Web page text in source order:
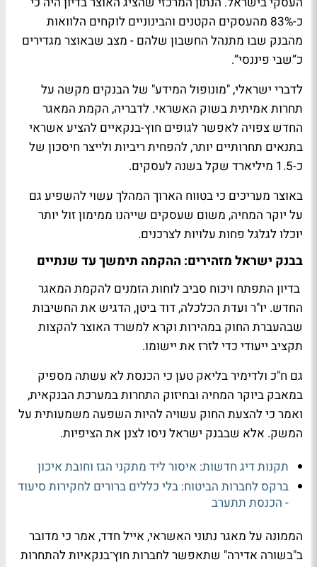
כ-83% מהעסקים הקטנים והבינוניים לוקחים הלוואות
מהבנק שבו מתנהל החשבון שלהם - מצב שבאוצר מגדירים
כ”שבי פיננסי”.
לדברי ישראלי, "מונופול המידע" של הבנקים מקשה על
תחרות אמיתית בשוק האשראי. לדבריה, הקמת המאגר
החדש צפויה לאפשר לגופים חוץ-בנקאיים להציע אשראי
בתנאים תחרותיים יותר, להפחית ריביות ולייצר חיסכון של
כ-1.5 מיליארד שקל בשנה לעסקים.
באוצר מעריכים כי בטווח הארוך המהלך עשוי להשפיע גם
על יוקר המחיה, משום שעסקים שייהנו ממימון זול יותר
יוכלו לגלגל פחות עלויות לצרכנים.
בבנק ישראל מזהירים: ההקמה תימשך עד שנתיים
בדיון התפתח ויכוח סביב לוחות הזמנים להקמת המאגר
החדש. יו"ר ועדת הכלכלה, דוד ביטן, הדגיש את החשיבות
שבהעברת החוק במהירות וקרא למשרד האוצר להקצות
תקציב ייעודי כדי לזרז את יישומו.
גם ח"כ ולדימיר בליאק טען כי הכנסת לא עשתה מספיק
במאבק ביוקר המחיה ובחיזוק התחרות במערכת הבנקאית,
ואמר כי להצעת החוק עשויה להיות השפעה משמעותית על
המשק. אלא שבבנק ישראל ניסו לצנן את הציפיות.
תקנות דיג חדשות: איסור ליד מתקני הגז וחובת איכון
ברקס לחברות הביטוח: בלי כללים ברורים לחקירות סיעוד
- הכנסת תתערב
הממונה על מאגר נתוני האשראי, אייל חדד, אמר כי מדובר
ב"בשורה אדירה" שתאפשר לחברות חוץ־בנקאיות להתחרות